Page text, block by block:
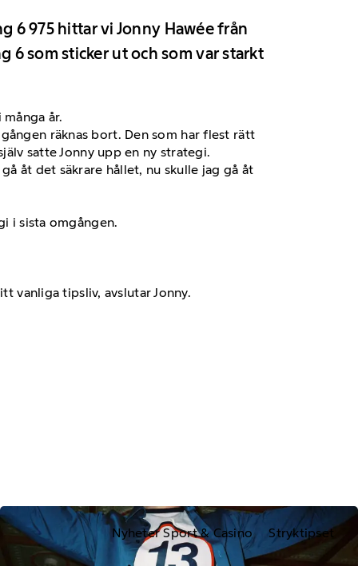
6 975 hittar vi Jonny Hawée från
6 som sticker ut och som var starkt
år.
räknas bort. Den som har flest rätt
satte Jonny upp en ny strategi.
åt det säkrare hållet, nu skulle jag gå åt
i sista omgången.
vanliga tipsliv, avslutar Jonny.
Nyheter Sport & Casino Stryktipset